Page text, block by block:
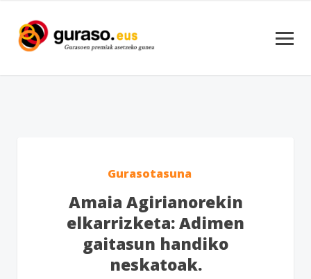
Gurasotasuna
Amaia Agirianorekin
elkarrizketa: Adimen
gaitasun handiko
neskatoak.